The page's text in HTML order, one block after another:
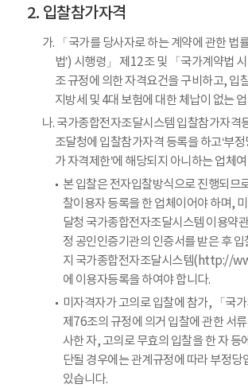
입찰참가자격
가. 「국가를 당사자로 하는 계약에 관한 법
법’) 시행령」 제12조 및 「국가계약법
조 규정에 의한 자격요건을 구비하고, 입
지방세 및 4대 보험에 대한 체납이 없는 업
나. 국가종합전자조달시스템 입찰참가자격
조달청에 입찰참가자격 등록을 하고‘부
가 자격제한’에 해당되지 아니하는 업체
본 입찰은 전자입찰방식으로 진행되므
찰이용자 등록을 한 업체이어야 하며,
달청 국가종합전자조달시스템 이용약
정 공인인증기관의 인증서를 받은 후
지 국가종합전자조달시스템(http://
에 이용자등록을 하여야 합니다.
미자격자가 고의로 입찰에 참가, 「국가
제76조의 규정에 의거 입찰에 관한 서
사한 자, 고의로 무효의 입찰을 한 자 등
단될 경우에는 관계규정에 따라 부정당
있습니다.